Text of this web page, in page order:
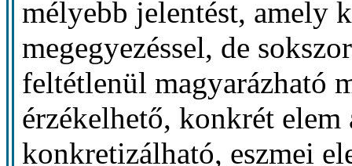
mélyebb jelentést, amely
megegyezéssel, de
feltétlenül magyarázható
érzékelhető, konkrét
konkretizálható, eszmei